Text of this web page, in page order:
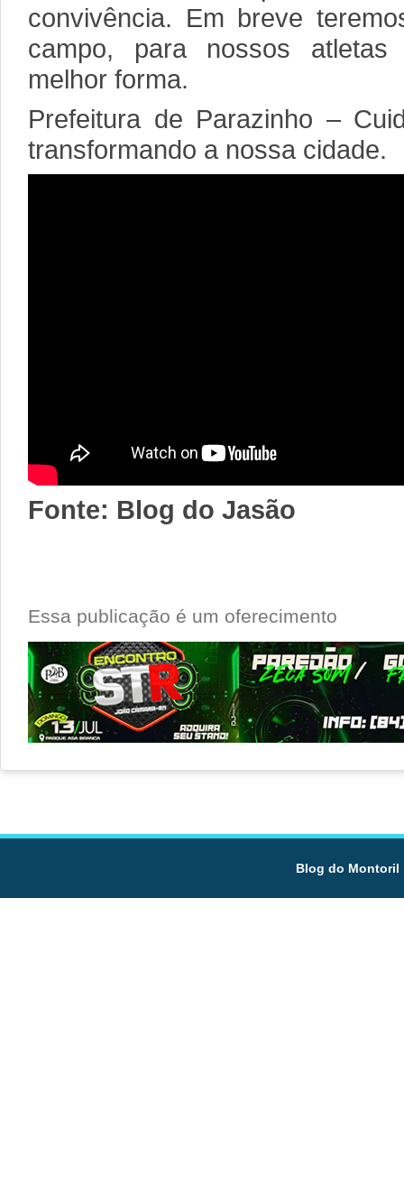
convivência. Em breve
campo, para nossos atletas
melhor forma.
Prefeitura de Parazinho –
transformando a nossa cidade.
Fonte: Blog do Jasão
Essa publicação é um oferecimento
Blog do Montoril